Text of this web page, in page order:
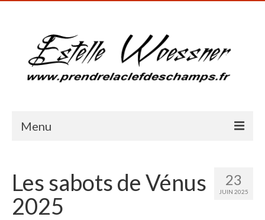
Menu
Présentation
Galerie photos
23
JUIN 2025
Les sabots de Vénus
2025